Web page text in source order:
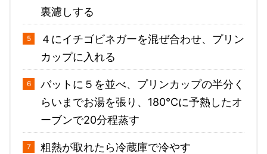
裏濾しする
４にイチゴビネガーを混ぜ合わせ、プリン
カップに入れる
バットに５を並べ、プリンカップの半分く
らいまでお湯を張り、180℃に予熱したオ
ーブンで20分程蒸す
粗熱が取れたら冷蔵庫で冷やす